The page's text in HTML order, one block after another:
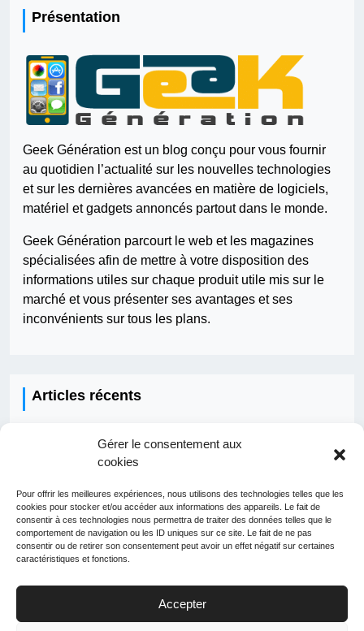
Gérer le consentement aux
cookies
Pour offrir les meilleures expériences, nous utilisons des technologies telles que les
cookies pour stocker et/ou accéder aux informations des appareils. Le fait de
consentir à ces technologies nous permettra de traiter des données telles que le
comportement de navigation ou les ID uniques sur ce site. Le fait de ne pas
consentir ou de retirer son consentement peut avoir un effet négatif sur certaines
caractéristiques et fonctions.
Accepter
Présentation
Geek Génération est un blog conçu pour vous fournir
au quotidien l’actualité sur les nouvelles technologies
et sur les dernières avancées en matière de logiciels,
matériel et gadgets annoncés partout dans le monde.
Geek Génération parcourt le web et les magazines
spécialisées afin de mettre à votre disposition des
informations utiles sur chaque produit utile mis sur le
marché et vous présenter ses avantages et ses
inconvénients sur tous les plans.
Articles récents
Comment fonctionne une IA ?
Qui doit faire les travaux pour la fibre ?
Comment développer une application ?
Quelle application pour voyager facilement ?
Peut-on louer un téléphone ?